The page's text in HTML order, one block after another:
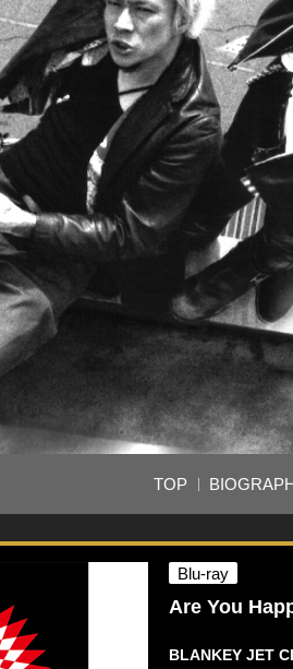
TOP
Blu-ray
Are You
BLANKEY JET